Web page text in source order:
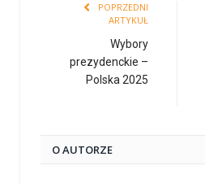
POPRZEDNI
ARTYKUŁ
Wybory
prezydenckie –
Polska 2025
O AUTORZE